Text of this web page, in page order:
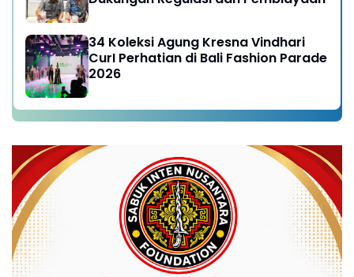
34 Koleksi Agung Kresna Vindhari
CurI Perhatian di Bali Fashion Parade
2026